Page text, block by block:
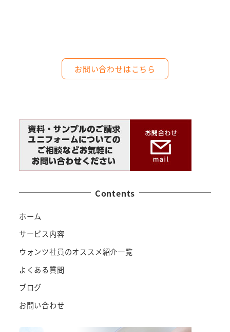
お問い合わせはこちら
Contents
ホーム
サービス内容
ウォンツ社員のオススメ紹介一覧
よくある質問
ブログ
お問い合わせ